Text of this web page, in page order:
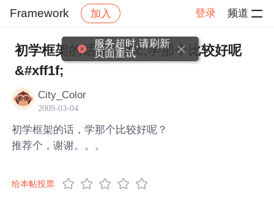
Framework 加入 登录 频道
社区 Framework 帖子详情
初学框架的话&#xff0c;学那个比较好呢
&#xff1f;
City_Color
2009-03-04
初学框架的话，学那个比较好呢？
推荐个，谢谢。。。
给本帖投票
服务超时,请刷新
页面重试